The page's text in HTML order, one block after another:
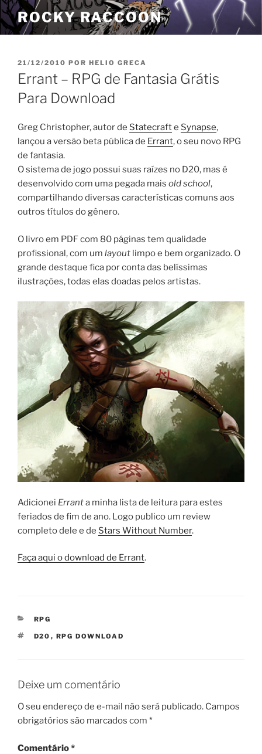
Pular
para
o
ROCKY RACCOON
PUBLICADO
EM
21/12/2010 POR HELIO GRECA
Errant – RPG de Fantasia Grátis
Para Download
Greg Christopher, autor de Statecrafte Synapse,
lançou a versão beta pública de Errant, o seu novo RPG
de fantasia.
O sistema de jogo possui suas raízes no D20, mas é
desenvolvido com uma pegada mais old school,
compartilhando diversas características comuns aos
outros títulos do gênero.
O livro em PDF com 80 páginas tem qualidade
profissional, com um layout limpo e bem organizado. O
grande destaque fica por conta das belíssimas
ilustrações, todas elas doadas pelos artistas.
Adicionei Erranta minha lista de leitura para estes
feriados de fim de ano. Logo publico um review
completo dele e de Stars Without Number.
Faça aqui o download de Errant.
CATEGORIAS
RPG
TAGS
D20 , RPG DOWNLOAD
Deixe um comentário
O seu endereço de e-mail não será publicado. Campos
obrigatórios são marcados com *
Comentário*